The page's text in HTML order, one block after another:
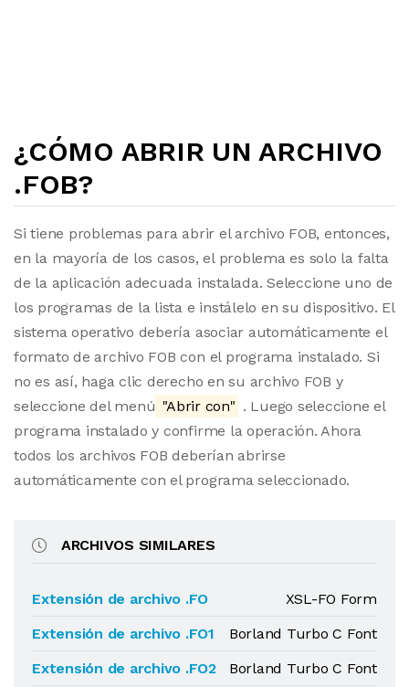
¿CÓMO ABRIR UN ARCHIVO
.FOB?
Si tiene problemas para abrir el archivo FOB, entonces,
en la mayoría de los casos, el problema es solo la falta
de la aplicación adecuada instalada. Seleccione uno de
los programas de la lista e instálelo en su dispositivo. El
sistema operativo debería asociar automáticamente el
formato de archivo FOB con el programa instalado. Si
no es así, haga clic derecho en su archivo FOB y
seleccione del menú "Abrir con" . Luego seleccione el
programa instalado y confirme la operación. Ahora
todos los archivos FOB deberían abrirse
automáticamente con el programa seleccionado.
ARCHIVOS SIMILARES
Extensión de archivo .FO
XSL-FO Form
Extensión de archivo .FO1
Borland Turbo C Font
Extensión de archivo .FO2
Borland Turbo C Font